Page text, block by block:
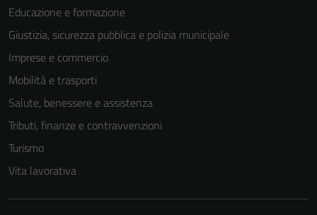
Educazione e formazione
Giustizia, sicurezza pubblica e polizia municipale
Imprese e commercio
Mobilità e trasporti
Salute, benessere e assistenza
Tributi, finanze e contravvenzioni
Turismo
Vita lavorativa